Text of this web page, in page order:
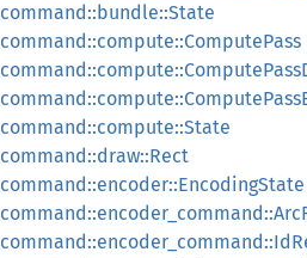
command::bundle::State
command::compute::ComputePass
command::compute::State
command::draw::Rect
command::encoder::EncodingState